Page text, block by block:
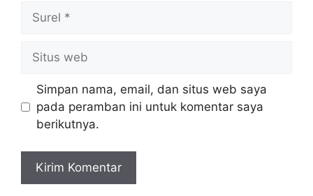
Surel
Situs
web
Simpan nama, email, dan situs web saya
pada peramban ini untuk komentar saya
berikutnya.